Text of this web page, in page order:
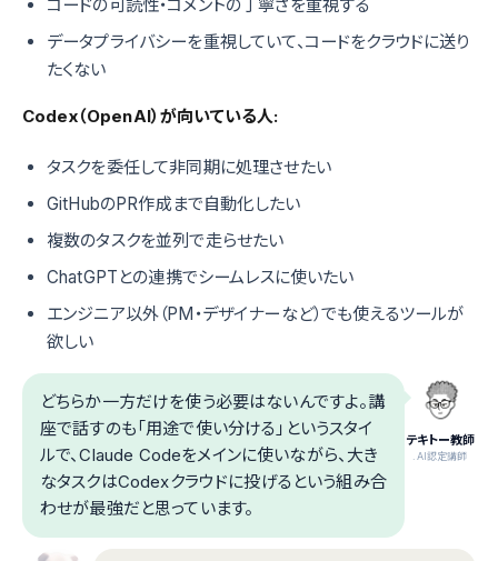
コードの可読性・コメントの丁寧さを重視する
データプライバシーを重視していて、コードをクラウドに送り
たくない
Codex（OpenAI）が向いている人:
タスクを委任して非同期に処理させたい
GitHubのPR作成まで自動化したい
複数のタスクを並列で走らせたい
ChatGPTとの連携でシームレスに使いたい
エンジニア以外（PM・デザイナーなど）でも使えるツールが
欲しい
テキトー教師
.AI認定講師
どちらか一方だけを使う必要はないんですよ。講
座で話すのも「用途で使い分ける」というスタイ
ルで、Claude Codeをメインに使いながら、大き
なタスクはCodexクラウドに投げるという組み合
わせが最強だと思っています。